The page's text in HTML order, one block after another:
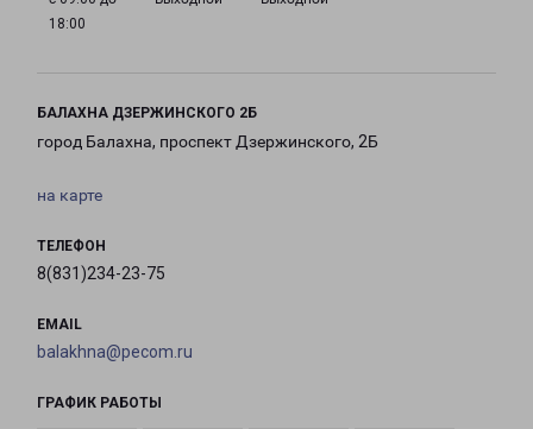
18:00
БАЛАХНА ДЗЕРЖИНСКОГО 2Б
город Балахна, проспект Дзержинского, 2Б
на карте
ТЕЛЕФОН
8(831)234-23-75
EMAIL
balakhna@pecom.ru
ГРАФИК РАБОТЫ